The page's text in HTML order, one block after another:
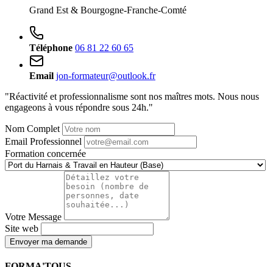
Grand Est & Bourgogne-Franche-Comté
Téléphone 06 81 22 60 65
Email jon-formateur@outlook.fr
"Réactivité et professionnalisme sont nos maîtres mots. Nous nous
engageons à vous répondre sous 24h."
Nom Complet
Email Professionnel
Formation concernée
Votre Message
Site web
Envoyer ma demande